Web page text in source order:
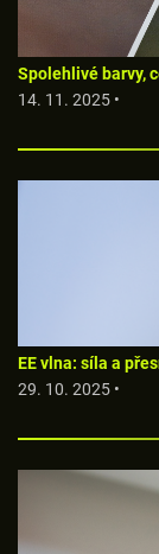
Spolehlivé barvy,
14. 11. 2025 •
EE vlna: síla a
29. 10. 2025 •